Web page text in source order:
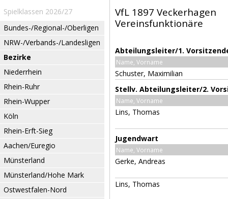
Spielklassen 2026/27
Bundes-/Regional-/Oberligen
NRW-/Verbands-/Landesligen
Bezirke
Niederrhein
Rhein-Ruhr
Rhein-Wupper
Köln
Rhein-Erft-Sieg
Aachen/Euregio
Münsterland
Münsterland/Hohe Mark
Ostwestfalen-Nord
VfL 1897 Veckerhagen
Vereinsfunktionäre
Abteilungsleiter/1.
Name, Vorname
Schuster, Maximilian
Stellv. Abteilungsleiter/2.
Name, Vorname
Lins, Thomas
Jugendwart
Name, Vorname
Gerke, Andreas
Lins, Thomas